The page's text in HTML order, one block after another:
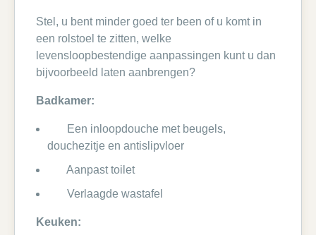
Stel, u bent minder goed ter been of u komt in
een rolstoel te zitten, welke
levensloopbestendige aanpassingen kunt u dan
bijvoorbeeld laten aanbrengen?
Badkamer:
Een inloopdouche met beugels,
douchezitje en antislipvloer
Aanpast toilet
Verlaagde wastafel
Keuken: